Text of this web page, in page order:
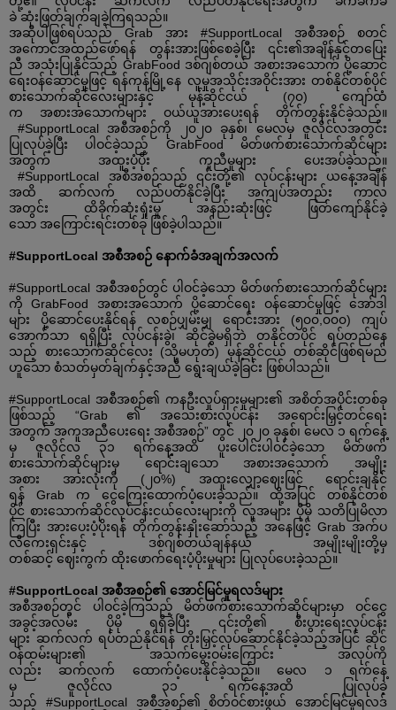
ခဲ ဆုံးဖြတ်ချက်ချခဲ့ကြရသည်။
အဆိုပါ ဖြစ်ရပ်သည် Grab အား #SupportLocal အစီအစဉ်
စတင်
အကောင်အထည်ဖော်ရန်
တွန်းအားဖြစ်စေခဲ့ပြီး ၎င်း၏အချိန်နှင့်တပြေး
ညီ အသုံးပြုနိုင်သည့် GrabFood ဒစ်ဂျစ်တယ် အစားအသောက် ပို့ဆောင်
ရေးဝန်ဆောင်မှုဖြင့် ရန်ကုန်မြို့နေ လူမှုအသိုင်းအဝိုင်းအား တစ်နိုင်တစ်ပိုင်
စားသောက်ဆိုင်လေးများနှင့်
မုန့်ဆိုင်ငယ် (၇၀)ကျော်ထံ
က
အစားအသောက်များ ဝယ်ယူအားပေးရန်
တိုက်တွန်းနိုင်ခဲ့သည်။
#SupportLocal အစီအစဉ်ကို ၂၀၂၀ ခုနှစ်၊ မေလမှ
ဇူလိုင်လအတွင်း
ပြုလုပ်ခဲ့ပြီး
ပါဝင်ခဲ့သည့် GrabFoodမိတ်ဖက်စားသောက်ဆိုင်များ
အတွက်
အထူးပံ့ပိုး ကူညီမှုများ
ပေးအပ်ခဲ့သည်။
#SupportLocal အစီအစဉ်သည် ၎င်းတို့၏ လုပ်ငန်းများ
ယနေ့အချိန်
အထိ
ဆက်လက် လည်ပတ်နိုင်ခဲ့ပြီး အကျပ်အတည်း
ကာလ
အတွင်း
ထိခိုက်ဆုံးရှုံးမှု အနည်းဆုံးဖြင့်
ဖြတ်ကျော်နိုင်ခဲ့
သော အကြောင်းရင်းတစ်ခု ဖြစ်ခဲ့ပါသည်။
#SupportLocal အစီအစဉ် နောက်ခံအချက်အလက်
#SupportLocal အစီအစဉ်တွင် ပါဝင်ခဲ့သော မိတ်ဖက်စားသောက်ဆိုင်များ
ကို GrabFood အစားအသောက် ပို့ဆောင်ရေး ဝန်ဆောင်မှုဖြင့်
အော်ဒါ
များ
ပို့ဆောင်ပေးနိုင်ရန် လစဉ်ပျှမ်းမျှ ရောင်းအား (၅၀၀ ၀၀၀) ကျပ်
အောက်သာ
ရရှိပြီး လုပ်ငန်းခွဲ၊ ဆိုင်ခွဲမရှိဘဲ တနိုင်တပိုင်
ရပ်တည်နေ
သည့်
စားသောက်ဆိုင်လေး (သို့မဟုတ်) မုန့်ဆိုင်ငယ် တစ်ဆိုင်ဖြစ်ရမည်
ဟူသော စံသတ်မှတ်ချက်နှင့်အညီ ရွေးချယ်ခဲ့ခြင်း ဖြစ်ပါသည်။
#SupportLocal အစီအစဉ်၏ ကနဦးလှုပ်ရှားမှုများ၏ အစိတ်အပိုင်းတစ်ခု
ဖြစ်သည့် “Grab ၏ အသေးစားလုပ်ငန်း
အရောင်းမြှင့်တင်ရေး
အတွက် အကူအညီပေးရေး အစီအစဉ်” တွင် ၂၀၂၀ ခုနှစ်၊ မေလ ၁ ရက်နေ့
မှ
ဇူလိုင်လ ၃၁ ရက်နေ့အထိ ပူးပေါင်းပါဝင်ခဲ့သော
မိတ်ဖက်
စားသောက်ဆိုင်များမှ
ရောင်းချသော အစားအသောက်
အမျိုး
အစား
အားလုံးကို ( ၂၀%) အထူးလျှော့ဈေးဖြင့်
ရောင်းချနိုင်
ရန် Grab က ငွေကြေးထောက်ပံ့ပေးခဲ့သည်။ ထို့အပြင်
တစ်နိုင်တစ်
ပိုင် စားသောက်ဆိုင်လုပ်ငန်းငယ်လေးများကို လူအများ ပိုမို သတိပြုမိလာ
ကြပြီး အားပေးပံ့ပိုးရန် တိုက်တွန်းနှိုးဆော်သည့် အနေဖြင့် Grab အက်ပ
လီကေးရှင်းနှင့်
ဒစ်ဂျစ်တယ်ချန်နယ်
အမျိုးမျိုးတို့မှ
တစ်ဆင့် ဈေးကွက် ထိုးဖောက်ရေးပံ့ပိုးမှုများ ပြုလုပ်ပေးခဲ့သည်။
#SupportLocal အစီအစဉ်၏ အောင်မြင်မှုရလဒ်များ
အစီအစဉ်တွင်
ပါဝင်ခဲ့ကြသည့် မိတ်ဖက်စားသောက်ဆိုင်များမှာ
ဝင်ငွေ
အခွင့်အလမ်း
ပိုမို ရရှိခဲ့ပြီး ၎င်းတို့၏
စီးပွားရေးလုပ်ငန်း
များ ဆက်လက် ရပ်တည်နိုင်ရန် တိုးမြှင့်လုပ်ဆောင်နိုင်ခဲ့သည့်အပြင် ဆိုင်
ဝန်ထမ်းများ၏
အသက်မွေးဝမ်းကြောင်း
အလုပ်ကို
လည်း
ဆက်လက် ထောက်ပံ့ပေးနိုင်ခဲ့သည်။ မေလ ၁
ရက်နေ့
မှ
ဇူလိုင်လ ၃၁ ရက်နေ့အထိ
ပြုလုပ်ခဲ့
သည့် #SupportLocal အစီအစဉ်၏ စိတ်ဝင်စားဖွယ်
အောင်မြင်မှုရလဒ်